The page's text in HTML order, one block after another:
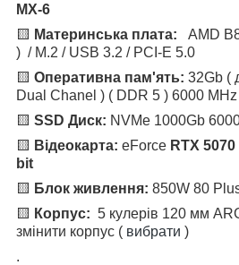
MX-6
🟨 Материнська плата: AMD
) / M.2 / USB 3.2 / PCI-E 5.0
🟨 Оперативна пам'ять: 32Gb (
Dual Chanel ) ( DDR 5 ) 6000 MHz
🟨 SSD Диск: NVMe 1000Gb
🟨 Відеокарта: eForce RTX
bit
🟨 Блок живлення: 850W 80
🟨 Корпус: 5 кулерів 120 мм
змінити корпус ( вибрати )
.